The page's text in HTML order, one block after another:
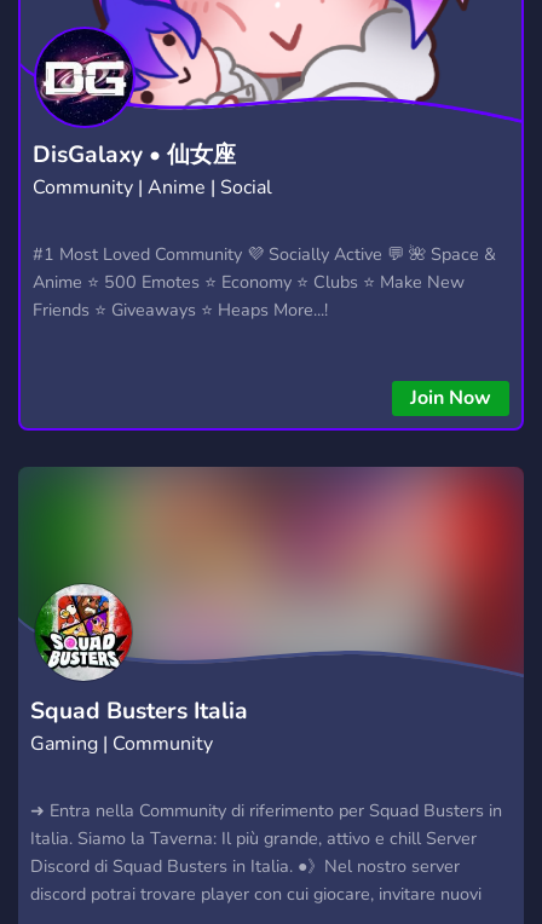
DisGalaxy • 仙女座
Community | Anime | Social
#1 Most Loved Community 💜 Socially Active 💬 🌺 Space &
Anime ⭐ 500 Emotes ⭐ Economy ⭐ Clubs ⭐ Make New
Friends ⭐ Giveaways ⭐ Heaps More...!
Join Now
Squad Busters Italia
Gaming | Community
➜ Entra nella Community di riferimento per Squad Busters in
Italia. Siamo la Taverna: Il più grande, attivo e chill Server
Discord di Squad Busters in Italia. ●》Nel nostro server
discord potrai trovare player con cui giocare, invitare nuovi